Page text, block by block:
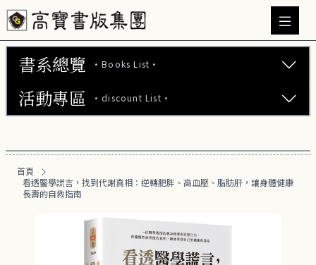
書系總覽 ·Books List·
文學小說 (737)
商業財經 (100)
醫療保健 (55)
親子教養 (13)
活動專區 ·discount List·
【2本7折】高寶小說系列全圖鑑書展
【66折】高寶小說系列全圖鑑書展
首頁
看透醫學謊言，找到代謝真相：逆轉肥胖、高血壓、脂肪肝，讓身體健康
長壽的自救指南